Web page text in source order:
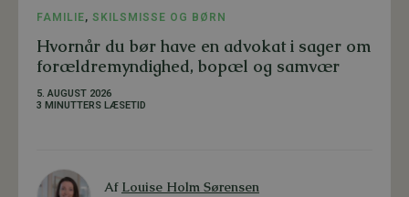
FAMILIE, SKILSMISSE OG BØRN
Hvornår du bør have en advokat i sager om
forældremyndighed, bopæl og samvær
5. AUGUST 2026
3 MINUTTERS LÆSETID
Af Louise Holm Sørensen